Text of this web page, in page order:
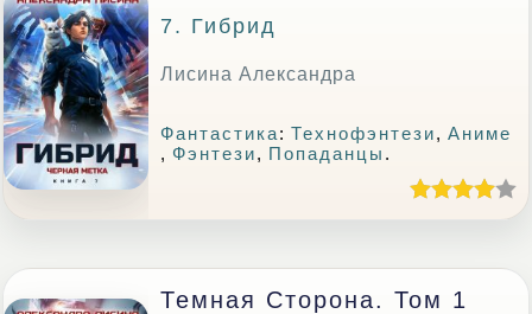
7. Гибрид
Лисина Александра
Фантастика:Технофэнтези,Аниме
, Фэнтези, Попаданцы .
Темная Сторона. Том 1